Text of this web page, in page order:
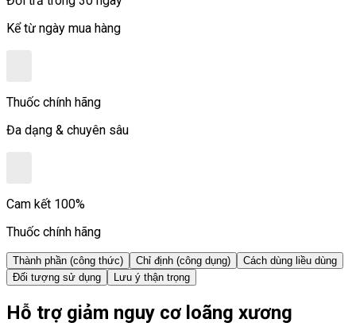
Kể từ ngày mua hàng
Thuốc chính hãng
Đa dạng & chuyên sâu
Cam kết 100%
Thuốc chính hãng
Thành phần (công thức) Chỉ định (công dụng)
Cách dùng liều dùng
Đối tượng sử dụng
Lưu ý thận trọng
Hỗ trợ giảm nguy cơ loãng xương